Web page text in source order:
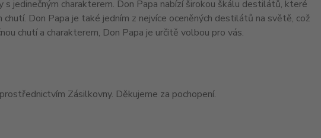
jedinečným charakterem. Don Papa nabízí širokou škálu destilátů, které
Don Papa je také jedním z nejvíce oceněných destilátů na světě, což
chutí a charakterem, Don Papa je určitě volbou pro vás.
Zásilkovny. Děkujeme za pochopení.